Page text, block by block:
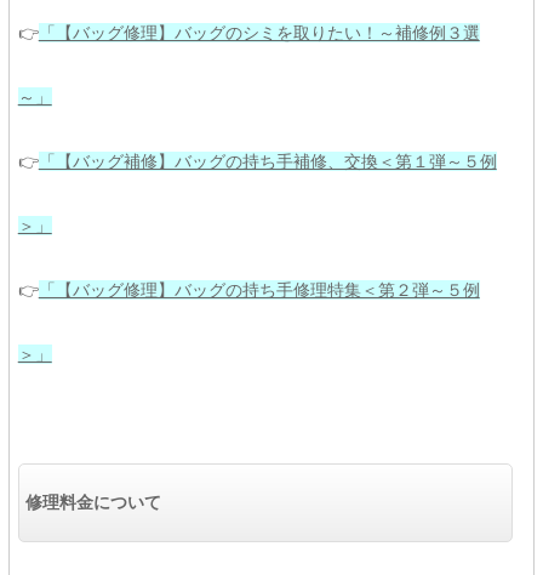
👉「【バッグ修理】バッグのシミを取りたい！～補修例３選
～」
👉「【バッグ補修】バッグの持ち手補修、交換＜第１弾～５例
＞」
👉「【バッグ修理】バッグの持ち手修理特集＜第２弾～５例
＞」
修理料金について